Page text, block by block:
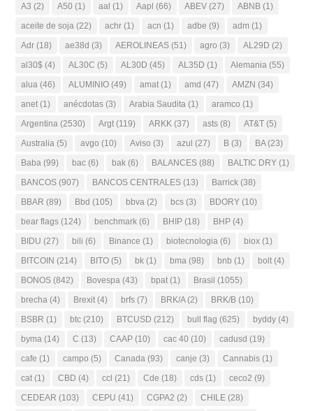
A3 (2) A50 (1) aal (1) Aapl (66) ABEV (27) ABNB (1)
aceite de soja (22) achr (1) acn (1) adbe (9) adm (1)
Adr (18) ae38d (3) AEROLINEAS (51) agro (3) AL29D (2)
al30$ (4) AL30C (5) AL30D (45) AL35D (1) Alemania (55)
alua (46) ALUMINIO (49) amat (1) amd (47) AMZN (34)
anet (1) anécdotas (3) Arabia Saudita (1) aramco (1)
Argentina (2530) Argt (119) ARKK (37) asts (8) AT&T (5)
Australia (5) avgo (10) Aviso (3) azul (27) B (3) BA(23)
Baba (99) bac (6) bak (6) BALANCES (88) BALTIC DRY (1)
BANCOS (907) BANCOS CENTRALES (13) Barrick (38)
BBAR (89) Bbd (105) bbva (2) bcs (3) BDORY (10)
bear flags (124) benchmark (6) BHIP (18) BHP (4)
BIDU (27) bili (6) Binance (1) biotecnologia (6) biox (1)
BITCOIN (214) BITO (5) bk (1) bma (98) bnb (1) bolt (4)
BONOS (842) Bovespa (43) bpat (1) Brasil (1055)
brecha (4) Brexit (4) brfs (7) BRK/A(2) BRK/B (10)
BSBR (1) btc (210) BTCUSD (212) bull flag (625) byddy (4)
byma (14) C (13) CAAP (10) cac 40 (10) cadusd (19)
cafe (1) campo (5) Canada (93) canje (3) Cannabis (1)
cat (1) CBD (4) ccl (21) Cde (18) cds (1) ceco2 (9)
CEDEAR (103) CEPU (41) CGPA2 (2) CHILE (28)